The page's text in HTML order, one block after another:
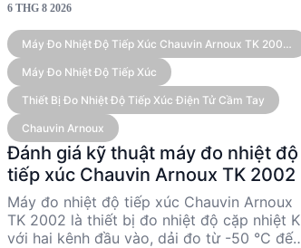
6 THG 8 2026
Máy Đo Nhiệt Độ Tiếp Xúc Chauvin Arnoux TK 2002
Máy Đo Nhiệt Độ Tiếp Xúc
Thiết Bị Đo Nhiệt Độ Tiếp Xúc Điện Tử Cầm Tay
Chauvin Arnoux
Đánh giá kỹ thuật máy đo nhiệt độ
tiếp xúc Chauvin Arnoux TK 2002
Máy đo nhiệt độ tiếp xúc Chauvin Arnoux
TK 2002 là thiết bị đo nhiệt độ cặp nhiệt K
với hai kênh đầu vào, dải đo từ -50 °C đến